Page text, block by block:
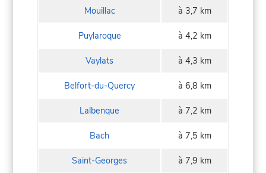
Mouillac à 3,7 km
Puylaroque à 4,2 km
Vaylats à 4,3 km
Belfort-du-Quercy à 6,8 km
Lalbenque à 7,2 km
Bach à 7,5 km
Saint-Georges à 7,9 km